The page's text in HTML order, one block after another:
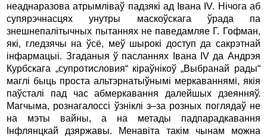
неаднаразова атрымліваў падзякі ад Івана IV. Нічога аб
супярэчнасцях унутры маскоўскага ўрада па
знешнепалітычных пытаннях не паведамляе Г. Гофман,
які, гледзячы на ўсё, меў шырокі доступ да сакрэтнай
інфармацыі. Згаданыя ў пасланнях Івана IV да Андрэя
Курбскага „супротисловия“ кіраўнікоў „Выбранай рады“
маглі быць проста альтэрнатыўнымі меркаваннямі, якія
паўсталі пад час абмеркавання далейшых дзеянняў.
Магчыма, рознагалоссі ўзніклі з–за розных поглядаў не
на мэты вайны, а на метады падпарадкавання
Інфлянцкай дзяржавы. Менавіта такім чынам можна